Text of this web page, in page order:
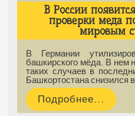
В России
проверки меда
мировым
В Германии
башкирского мёда. В нем
таких случаев в
Башкортостана снизился
Подробнее...